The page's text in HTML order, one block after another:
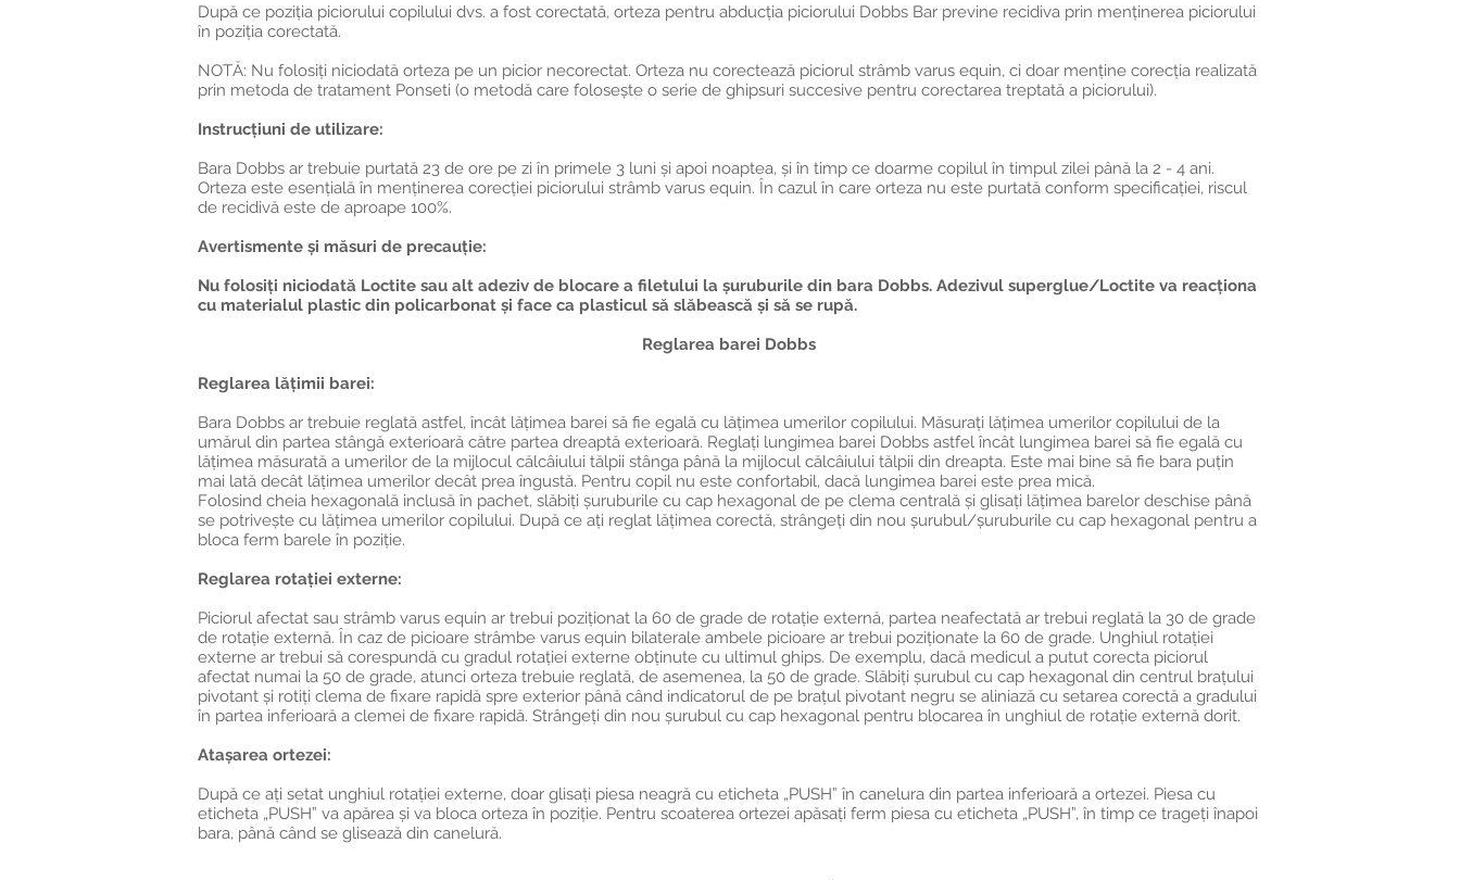
După ce poziția piciorului copilului dvs. a fost corectată, orteza pentru abducția piciorului Dobbs Bar previne recidiva prin menținerea piciorului
în poziția corectată.
NOTĂ: Nu folosiți niciodată orteza pe un picior necorectat. Orteza nu corectează piciorul strâmb varus equin, ci doar menține corecția realizată
prin metoda de tratament Ponseti (o metodă care folosește o serie de ghipsuri succesive pentru corectarea treptată a piciorului).
Instrucțiuni de utilizare:
Bara Dobbs ar trebuie purtată 23 de ore pe zi în primele 3 luni și apoi noaptea, și în timp ce doarme copilul în timpul zilei până la 2 - 4 ani.
Orteza este esențială în menținerea corecției piciorului strâmb varus equin. În cazul în care orteza nu este purtată conform specificației, riscul
de recidivă este de aproape 100%.
Avertismente și măsuri de precauție:
Nu folosiți niciodată Loctite sau alt adeziv de blocare a filetului la șuruburile din bara Dobbs. Adezivul superglue/Loctite va reacționa
cu materialul plastic din policarbonat și face ca plasticul să slăbească și să se rupă.
Reglarea barei Dobbs
Reglarea lățimii barei:
Bara Dobbs ar trebuie reglată astfel, încât lățimea barei să fie egală cu lățimea umerilor copilului. Măsurați lățimea umerilor copilului de la
umărul din partea stângă exterioară către partea dreaptă exterioară. Reglați lungimea barei Dobbs astfel încât lungimea barei să fie egală cu
lățimea măsurată a umerilor de la mijlocul călcâiului tălpii stânga până la mijlocul călcâiului tălpii din dreapta. Este mai bine să fie bara puțin
mai lată decât lățimea umerilor decât prea îngustă. Pentru copil nu este confortabil, dacă lungimea barei este prea mică.
Folosind cheia hexagonală inclusă în pachet, slăbiți șuruburile cu cap hexagonal de pe clema centrală și glisați lățimea barelor deschise până
se potrivește cu lățimea umerilor copilului. După ce ați reglat lățimea corectă, strângeți din nou șurubul/șuruburile cu cap hexagonal pentru a
bloca ferm barele în poziție.
Reglarea rotației externe:
Piciorul afectat sau strâmb varus equin ar trebui poziționat la 60 de grade de rotație externă, partea neafectată ar trebui reglată la 30 de grade
de rotație externă. În caz de picioare strâmbe varus equin bilaterale ambele picioare ar trebui poziționate la 60 de grade. Unghiul rotației
externe ar trebui să corespundă cu gradul rotației externe obținute cu ultimul ghips. De exemplu, dacă medicul a putut corecta piciorul
afectat numai la 50 de grade, atunci orteza trebuie reglată, de asemenea, la 50 de grade. Slăbiți șurubul cu cap hexagonal din centrul brațului
pivotant și rotiți clema de fixare rapidă spre exterior până când indicatorul de pe brațul pivotant negru se aliniază cu setarea corectă a gradului
în partea inferioară a clemei de fixare rapidă. Strângeți din nou șurubul cu cap hexagonal pentru blocarea în unghiul de rotație externă dorit.
Atașarea ortezei:
După ce ați setat unghiul rotației externe, doar glisați piesa neagră cu eticheta „PUSH” în canelura din partea inferioară a ortezei. Piesa cu
eticheta „PUSH” va apărea și va bloca orteza în poziție. Pentru scoaterea ortezei apăsați ferm piesa cu eticheta „PUSH”, în timp ce trageți înapoi
bara, până când se glisează din canelură.